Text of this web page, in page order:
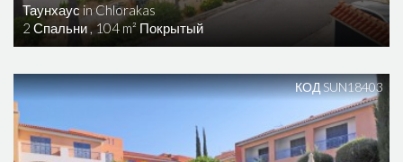
Таунхаус in Chlorakas
2 Спальни , 104 m² Покрытый
КОД SUN18403